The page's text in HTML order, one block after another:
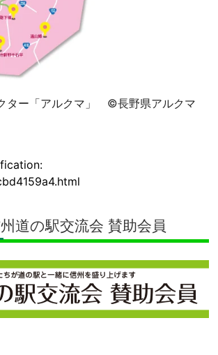
ター「アルクマ」 ©長野県アルクマ
道の駅交流会 賛助会員